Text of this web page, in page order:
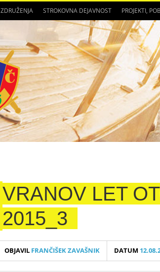
ZDRUŽENJA STROKOVNA DEJAVNOST PROJEKTI,
VRANOV LET
2015_3
OBJAVIL FRANČIŠEK ZAVAŠNIK DATUM